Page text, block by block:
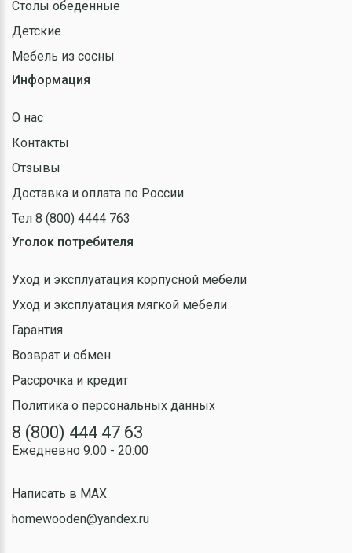
Столы обеденные
Детские
Мебель из сосны
Информация
О нас
Контакты
Отзывы
Доставка и оплата по России
Тел 8 (800) 4444 763
Уголок потребителя
Уход и эксплуатация корпусной мебели
Уход и эксплуатация мягкой мебели
Гарантия
Возврат и обмен
Рассрочка и кредит
Политика о персональных данных
8 (800) 444 47 63
Ежедневно 9:00 - 20:00
Написать в MAX
homewooden@yandex.ru